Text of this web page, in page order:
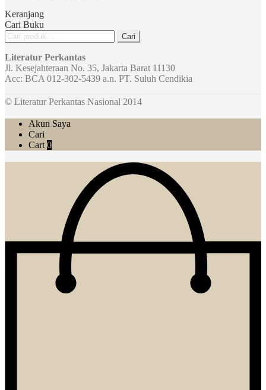
Keranjang
Cari Buku
Pencarian
Cari
Literatur Perkantas
Jl. Kesejahteraan No. 35, Jakarta Barat 11130
Acc: BCA 012-302-5439 a.n. PT. Suluh Cendikia
© Literatur Perkantas Nasional 2014
Akun Saya
Cari
Cart 0